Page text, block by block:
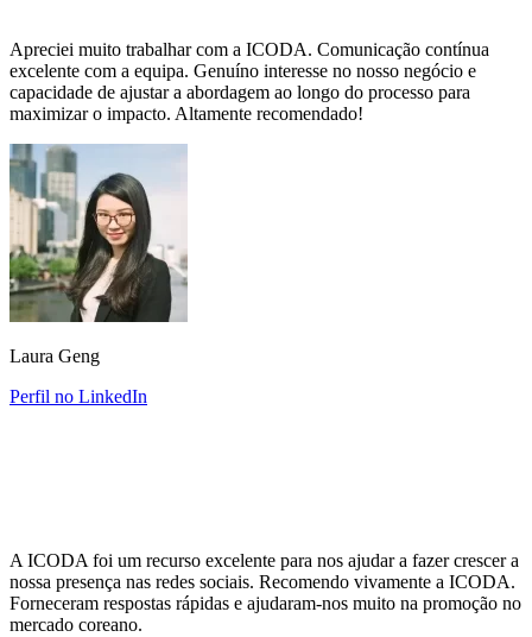
Apreciei muito trabalhar com a ICODA. Comunicação contínua
excelente com a equipa. Genuíno interesse no nosso negócio e
capacidade de ajustar a abordagem ao longo do processo para
maximizar o impacto. Altamente recomendado!
Laura Geng
Perfil no LinkedIn
A ICODA foi um recurso excelente para nos ajudar a fazer crescer a
nossa presença nas redes sociais. Recomendo vivamente a ICODA.
Forneceram respostas rápidas e ajudaram-nos muito na promoção no
mercado coreano.